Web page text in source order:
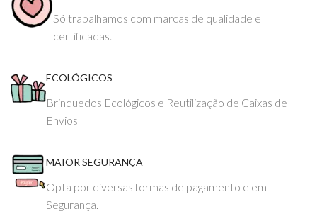
Só trabalhamos com marcas de qualidade e
certificadas.
ECOLÓGICOS
Brinquedos Ecológicos e Reutilização de Caixas de
Envios
MAIOR SEGURANÇA
Opta por diversas formas de pagamento e em
Segurança.